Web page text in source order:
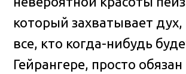
который захватывает
все, кто когда-нибудь
Гейрангере, просто